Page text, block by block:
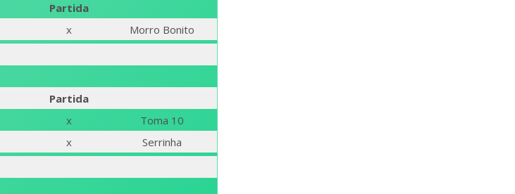
Partida
x
Morro Bonito
Partida
x
Toma 10
x
Serrinha